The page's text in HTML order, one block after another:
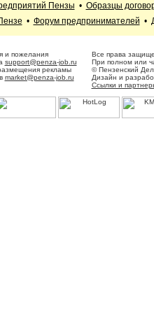
Пензы • Образцы
• Форум предпринимателей •
и пожелания
support@penza-job.ru
рекламы
market@penza-job.ru
Все права
При полном или
© Пензенский
Дизайн и
Ссылки и